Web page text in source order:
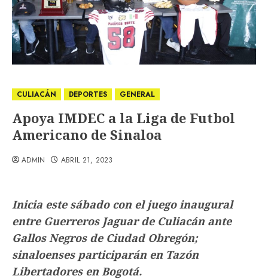
CULIACÁN DEPORTES GENERAL
Apoya IMDEC a la Liga de Futbol
Americano de Sinaloa
ADMIN ABRIL 21, 2023
Inicia este sábado con el juego inaugural
entre Guerreros Jaguar de Culiacán ante
Gallos Negros de Ciudad Obregón;
sinaloenses participarán en Tazón
Libertadores en Bogotá.